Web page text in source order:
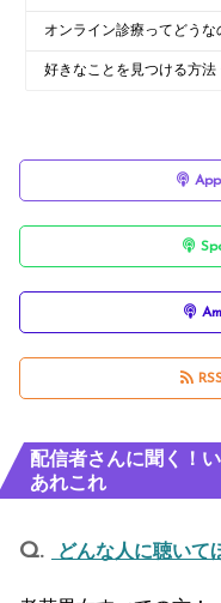
2026
2026
オンライン診療ってどう
Jul. 2026
好きなことを見つける方
配信者さんに聞く！
あれこれ
どんな人に聴いて